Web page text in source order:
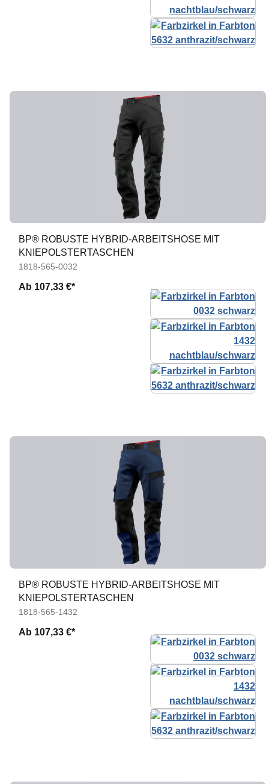
BP® ROBUSTE HYBRID-ARBEITSHOSE MIT
KNIEPOLSTERTASCHEN
1818-565-0032
Ab 107,33 €*
BP® ROBUSTE HYBRID-ARBEITSHOSE MIT
KNIEPOLSTERTASCHEN
1818-565-1432
Ab 107,33 €*